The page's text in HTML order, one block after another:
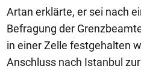
Artan erklärte, er sei nach
Befragung der
in einer Zelle festgehalten
Anschluss nach Istanbul